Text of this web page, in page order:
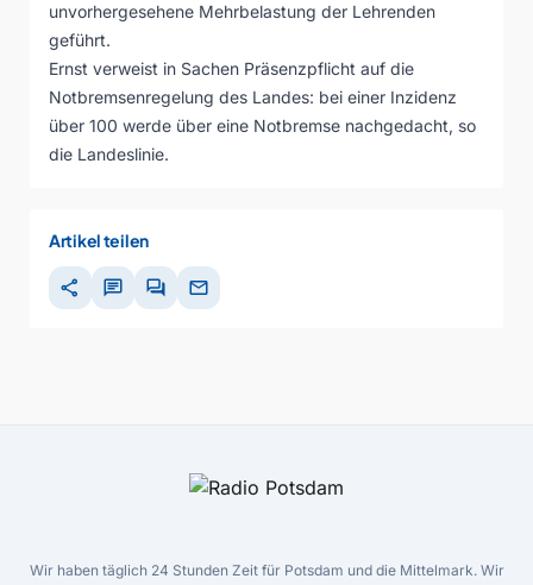
unvorhergesehene Mehrbelastung der Lehrenden
geführt.
Ernst verweist in Sachen Präsenzpflicht auf die
Notbremsenregelung des Landes: bei einer Inzidenz
über 100 werde über eine Notbremse nachgedacht, so
die Landeslinie.
Artikel teilen
share chat forum mail
Wir haben täglich 24 Stunden Zeit für Potsdam und die Mittelmark. Wir